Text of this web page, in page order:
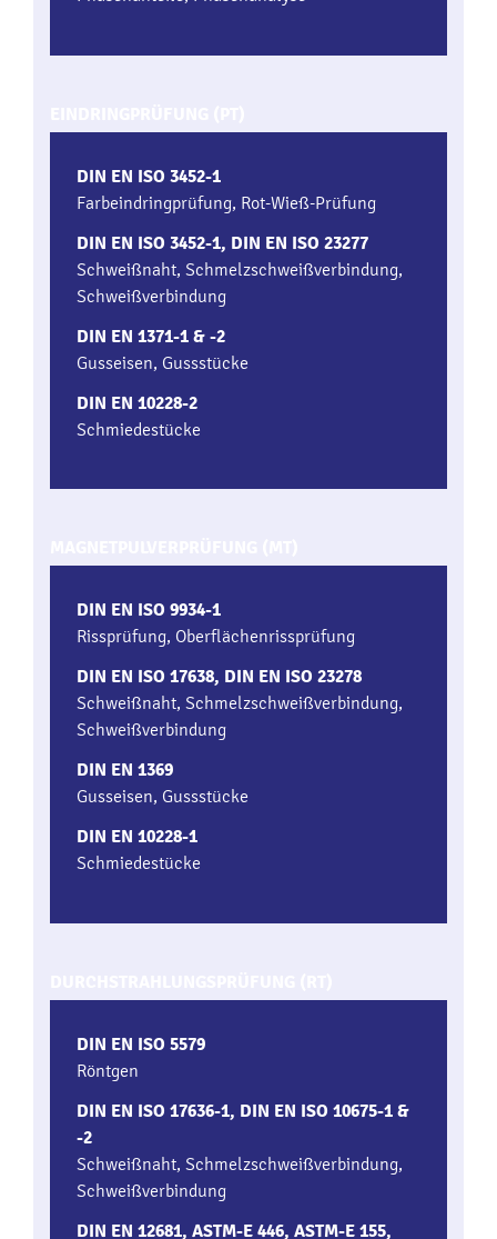
DIN EN ISO 3452-1
Farbeindringprüfung, Rot-Wieß-Prüfung
DIN EN ISO 3452-1, DIN EN ISO 23277
Schweißnaht, Schmelzschweißverbindung,
Schweißverbindung
DIN EN 1371-1 & -2
Gusseisen, Gussstücke
DIN EN 10228-2
Schmiedestücke
DIN EN ISO 9934-1
Rissprüfung, Oberflächenrissprüfung
DIN EN ISO 17638, DIN EN ISO 23278
Schweißnaht, Schmelzschweißverbindung,
Schweißverbindung
DIN EN 1369
Gusseisen, Gussstücke
DIN EN 10228-1
Schmiedestücke
DIN EN ISO 5579
Röntgen
DIN EN ISO 17636-1, DIN EN ISO 10675-1 &
-2
Schweißnaht, Schmelzschweißverbindung,
Schweißverbindung
DIN EN 12681, ASTM-E 446, ASTM-E 155,